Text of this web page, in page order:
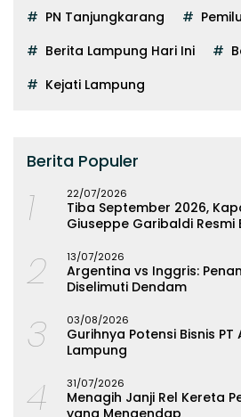
PN Tanjungkarang
Berita Lampung Hari Ini
Kejati Lampung
Berita Populer
1 22/07/2026
Tiba September 2026,
Giuseppe Garibaldi Resmi
2 13/07/2026
Argentina vs Inggris:
Diselimuti Dendam
3 03/08/2026
Gurihnya Potensi Bisnis PT
Lampung
4 31/07/2026
Menagih Janji Rel Kereta
yang Mengendap